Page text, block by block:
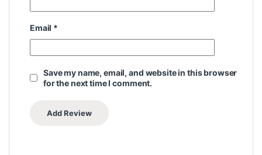
Email *
Save my name, email, and website in this browser
for the next time I comment.